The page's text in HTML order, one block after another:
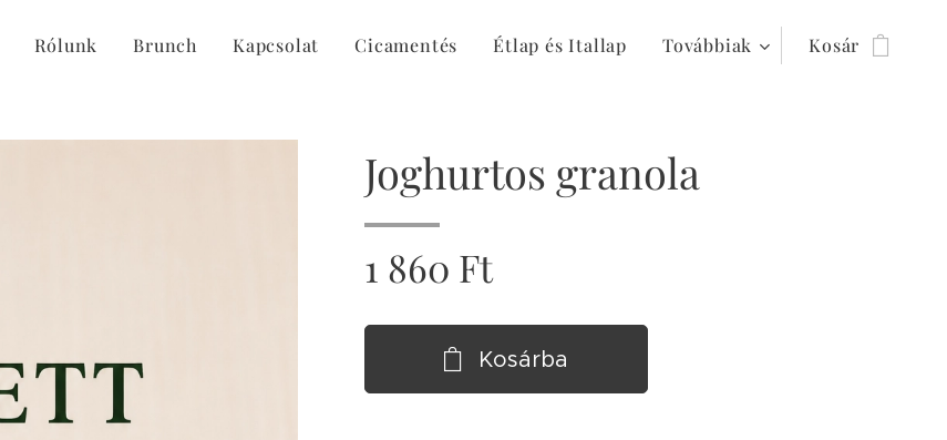
Rólunk Brunch Kapcsolat Cicamentés Étlap és Itallap Továbbiak Kosár
Joghurtos granola
1 860 Ft
Kosárba